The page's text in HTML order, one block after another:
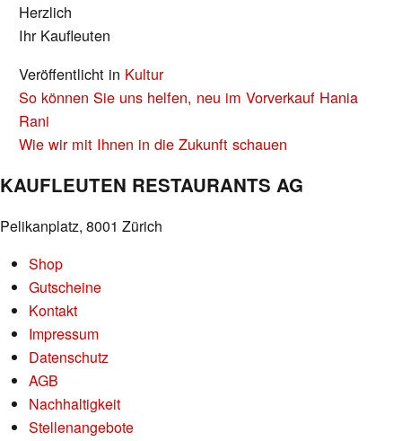
Herzlich
Ihr Kaufleuten
Veröffentlicht in Kultur
BEITRAGS-
NAVIGATION
So können Sie uns helfen, neu im Vorverkauf Hania
Rani
Wie wir mit Ihnen in die Zukunft schauen
KAUFLEUTEN RESTAURANTS AG
Pelikanplatz, 8001 Zürich
Shop
Gutscheine
Kontakt
Impressum
Datenschutz
AGB
Nachhaltigkeit
Stellenangebote